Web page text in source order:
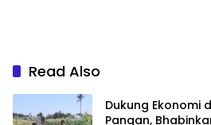
Read Also
Dukung Ekonomi
Pangan,